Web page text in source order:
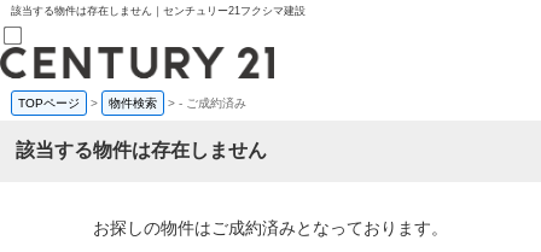
該当する物件は存在しません｜センチュリー21フクシマ建設
売買部
0120-800-844
賃貸部
会員メニュー
TOPページ > 物件検索 >- ご成約済み
該当する物件は存在しません
お探しの物件はご成約済みとなっております。